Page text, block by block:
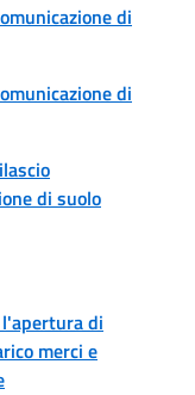
di
di
di suolo
di
merci e